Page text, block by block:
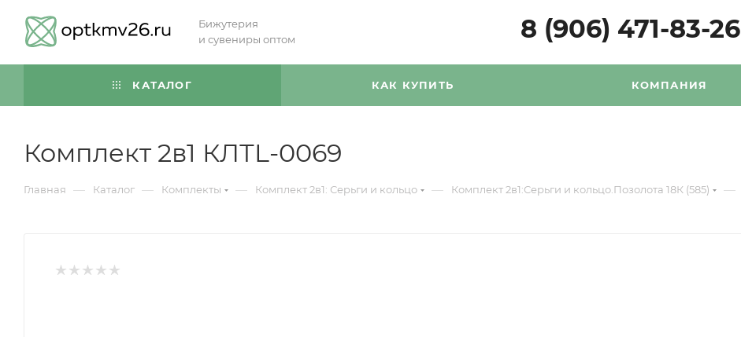
Бижутерия
и сувениры оптом
8 (906) 471-83-26
КАТАЛОГ КАК КУПИТЬ КОМПАНИЯ
Комплект 2в1 КЛТL-0069
Главная — Каталог — Комплекты — Комплект 2в1: Серьги и кольцо — Комплект 2в1:Серьги и кольцо.Позолота 18К (585) —